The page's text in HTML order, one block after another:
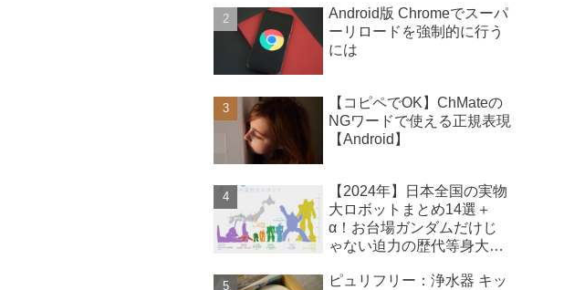
Android版 Chromeでスーパ
ーリロードを強制的に行う
には
【コピペでOK】ChMateの
NGワードで使える正規表現
【Android】
【2024年】日本全国の実物
大ロボットまとめ14選＋
α！お台場ガンダムだけじ
ゃない迫力の歴代等身大ロ
ピュリフリー：浄水器 キッ